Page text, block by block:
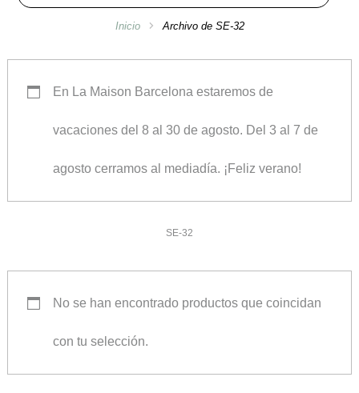
Inicio Archivo de SE-32
En La Maison Barcelona estaremos de
vacaciones del 8 al 30 de agosto. Del 3 al 7 de
agosto cerramos al mediadía. ¡Feliz verano!
SE-32
No se han encontrado productos que coincidan
con tu selección.